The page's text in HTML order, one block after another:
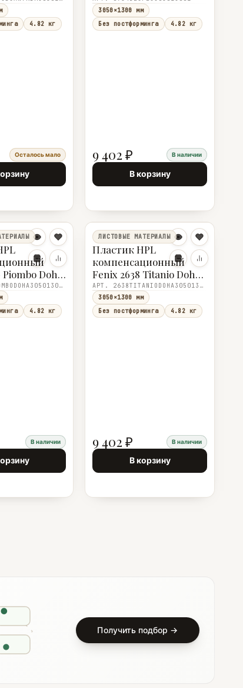
4.82 кг
Осталось мало
3050×1300×1,0
3050×1300 мм
Без постформинга
4.82 кг
9 402 ₽ В наличии
В корзину
Doha
R
АРТ. 2630PIOMBODOHA305013001
4.82 кг
В наличии
ЛИСТОВЫЕ МАТЕРИАЛЫ
Пластик HPL
компенсационный
Fenix 2638 Titanio Doha
(2638 Titanio) R
3050×1300×1,0
АРТ. 2638TITANIODOHA305013001
3050×1300 мм
Без постформинга
4.82 кг
9 402 ₽ В наличии
В корзину
Получить подбор →